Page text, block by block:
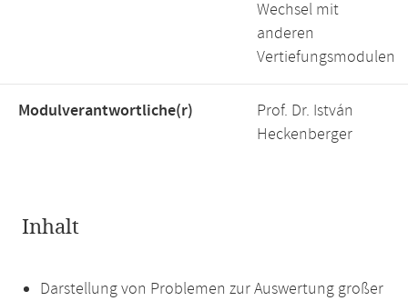
Wechsel mit
anderen
Vertiefungsmodulen
Modulverantwortliche(r)
Prof. Dr. István
Heckenberger
Inhalt
Darstellung von Problemen zur Auswertung großer